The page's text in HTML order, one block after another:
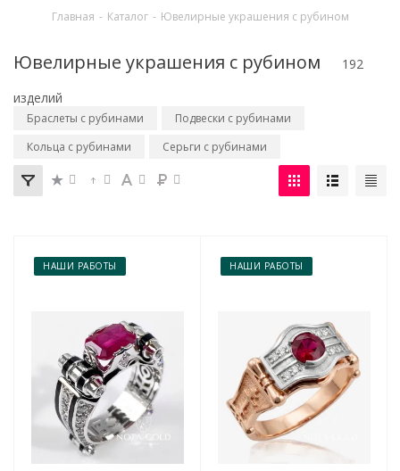
Главная - Каталог - Ювелирные украшения с рубином
Ювелирные украшения с рубином
192
изделий
Браслеты с рубинами
Подвески с рубинами
Кольца с рубинами
Серьги с рубинами
НАШИ РАБОТЫ НАШИ РАБОТЫ